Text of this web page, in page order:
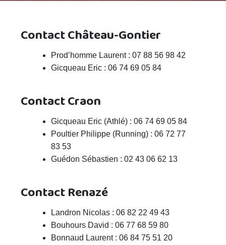
Contact Château-Gontier
Prod’homme Laurent : 07 88 56 98 42
Gicqueau Eric : 06 74 69 05 84
Contact Craon
Gicqueau Eric (Athlé) : 06 74 69 05 84
Poultier Philippe (Running) : 06 72 77
83 53
Guédon Sébastien : 02 43 06 62 13
Contact Renazé
Landron Nicolas : 06 82 22 49 43
Bouhours David : 06 77 68 59 80
Bonnaud Laurent : 06 84 75 51 20